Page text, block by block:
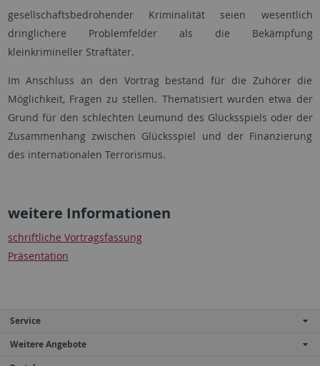
gesellschaftsbedrohender Kriminalität seien wesentlich
dringlichere Problemfelder als die Bekämpfung
kleinkrimineller Straftäter.
Im Anschluss an den Vortrag bestand für die Zuhörer die
Möglichkeit, Fragen zu stellen. Thematisiert wurden etwa der
Grund für den schlechten Leumund des Glücksspiels oder der
Zusammenhang zwischen Glücksspiel und der Finanzierung
des internationalen Terrorismus.
weitere Informationen
schriftliche Vortragsfassung
Präsentation
Service
Weitere Angebote